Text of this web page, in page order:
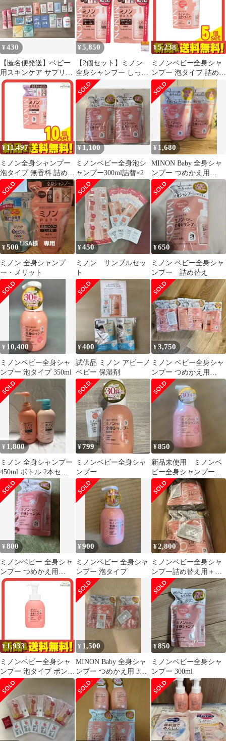
¥430
【匿名便発送】ベビー
用スキンケア サプリメ
ント サンプルセット ま
とめ売り
¥5,850
【2個セット】ミノン
全身シャンプー しっと
り 液体タイプ 大容量
詰替用 800ml×2個 保湿
乾燥対策 弱酸性 低刺激
性 Anniversarich プチギ
フト付
¥5,238
ミノンベビー全身シャ
ンプー 泡タイプ 詰め替
え用 300mL 5個セット
まとめ売り
¥11,497
ミノン全身シャンプー
泡タイプ 無香料 詰め替
え用 400mL 10個セット
まとめ売り
¥1,100
ミノンベビー全身泡シ
ャンプー300ml詰替×2
¥ 1,680
MINON Baby 全身シャ
ンプー つめかえ用
300ml 2個セットミノン
¥500
ミノン 全身シャンプ
ー・メリット
¥450
ミノン サンプルセッ
ト
¥650
ミノン ベビー全身シャ
ンプー 詰め替え
¥ 10,400
ミノンベビー全身シャ
ンプー 泡タイプ 350ml
¥400
試供品 ミノン アビーノ
ベビー 保湿剤
¥3,750
ミノン ベビー全身シャ
ンプー つめかえ用
300mL ×5個セット
¥ 1,800
ミノン 全身シャンプー
450ml ボトル 2本セッ
ト（しっとり ＆ さらっ
と）
¥799
ミノンベビー全身シャ
ンプー
¥850
新品未使用 ミノンベ
ビー全身シャンプー
2028.7
¥800
ミノンベビー 全身シャ
ンプー つめかえ用
300mL
¥900
ミノンベビー 全身シャ
ンプー 泡タイプ
¥2,800
ミノンベビー全身シャ
ンプー詰め替え用＋試
供品
¥1,933
ミノンベビー全身シャ
ンプー 泡タイプ ポンプ
本体 350mL
¥ 1,500
MINON Baby 全身シャ
ンプー つめかえ用 3個
セット
¥850
ミノンベビー全身シャ
ンプー 300ml